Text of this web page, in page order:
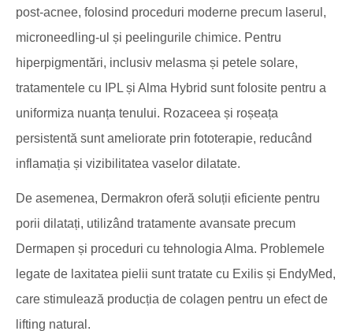
post-acnee, folosind proceduri moderne precum laserul,
microneedling-ul și peelingurile chimice. Pentru
hiperpigmentări, inclusiv melasma și petele solare,
tratamentele cu IPL și Alma Hybrid sunt folosite pentru a
uniformiza nuanța tenului. Rozaceea și roșeața
persistentă sunt ameliorate prin fototerapie, reducând
inflamația și vizibilitatea vaselor dilatate.
De asemenea, Dermakron oferă soluții eficiente pentru
porii dilatați, utilizând tratamente avansate precum
Dermapen și proceduri cu tehnologia Alma. Problemele
legate de laxitatea pielii sunt tratate cu Exilis și EndyMed,
care stimulează producția de colagen pentru un efect de
lifting natural.